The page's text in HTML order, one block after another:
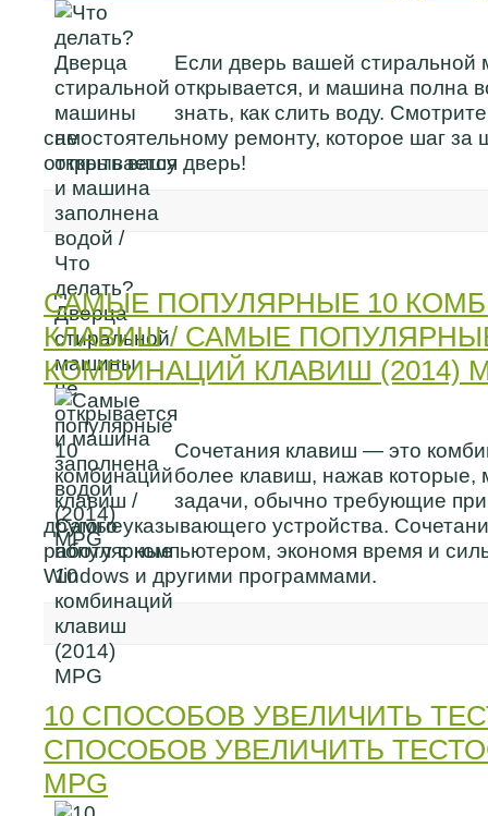
Если дверь вашей
открывается, и машина полна
знать, как слить воду.
самостоятельному ремонту, которое шаг за
открыть вашу дверь!
САМЫЕ ПОПУЛЯРНЫЕ 10
КЛАВИШ / САМЫЕ
КОМБИНАЦИЙ КЛАВИШ (2014)
Сочетания клавиш — это
более клавиш, нажав которые,
задачи, обычно требующие
другого указывающего устройства.
работу с компьютером, экономя время и
Windows и другими программами.
10 СПОСОБОВ УВЕЛИЧИТЬ
СПОСОБОВ УВЕЛИЧИТЬ
MPG